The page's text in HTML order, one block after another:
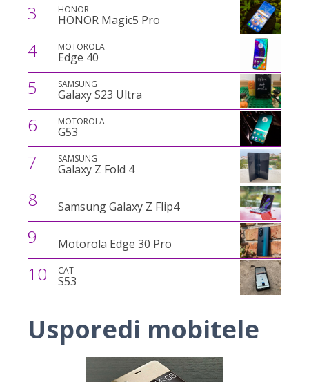
3 HONOR
HONOR Magic5 Pro
4 MOTOROLA
Edge 40
5 SAMSUNG
Galaxy S23 Ultra
6 MOTOROLA
G53
7 SAMSUNG
Galaxy Z Fold 4
8 Samsung Galaxy Z Flip4
9 Motorola Edge 30 Pro
10 CAT
S53
Usporedi mobitele